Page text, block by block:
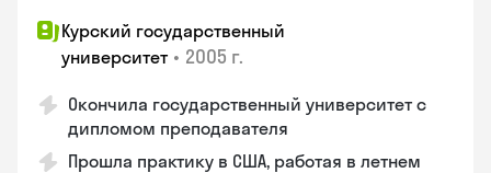
Курский государственный
университет • 2005 г.
Окончила государственный университет с
дипломом преподавателя
Прошла практику в США, работая в летнем